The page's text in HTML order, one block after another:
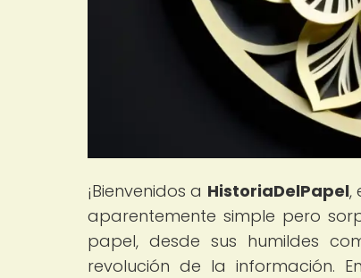
¡Bienvenidos a HistoriaDelPapel,
aparentemente simple pero
papel, desde sus humildes
revolución de la información.